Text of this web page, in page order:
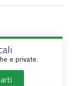
e private.